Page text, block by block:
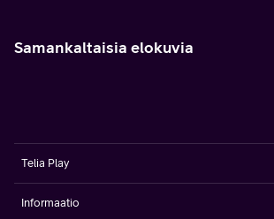
Samankaltaisia elokuvia
Telia Play
Informaatio